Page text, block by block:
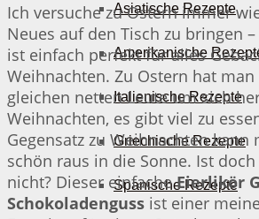
Asiatische Rezepte
Amerikanische
Italienische Rezepte
Griechische Rezepte
Spanische Rezepte
Ich versuche zu Ostern immer
Neues auf den Tisch zu bringen
ist einfach perfekt für alles
Weihnachten. Zu Ostern hat
gleichen netten Leute um sich
Weihnachten, es gibt viel zu
Gegensatz zu Weihnachten kann
schön raus in die Sonne. Ist
nicht? Dieser einfacheEierlikör
Schokoladenguss ist einer